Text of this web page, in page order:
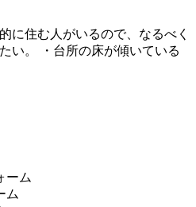
に住む人がいるので、なるべく
い。 ・台所の床が傾いている
ーム
ム